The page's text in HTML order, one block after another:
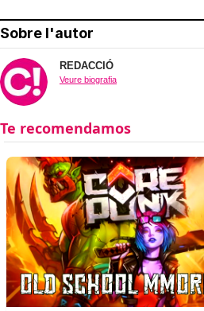
Sobre l'autor
REDACCIÓ
Veure biografia